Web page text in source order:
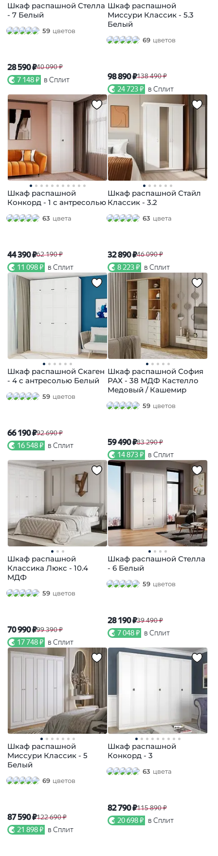
Шкаф распашной Стелла
- 7 Белый
59 цветов
28 590 ₽40 090 ₽
7 148 ₽ в Сплит
Шкаф распашной
Миссури Классик - 5.3
Белый
69 цветов
98 890 ₽138 490 ₽
24 723 ₽ в Сплит
Шкаф распашной
Конкорд - 1 с антресолью
63 цвета
44 390 ₽62 190 ₽
11 098 ₽ в Сплит
Шкаф распашной Стайл
Классик - 3.2
63 цвета
32 890 ₽46 090 ₽
8 223 ₽ в Сплит
Шкаф распашной Скаген
- 4 с антресолью Белый
59 цветов
66 190 ₽92 690 ₽
16 548 ₽ в Сплит
Шкаф распашной София
РАХ - 38 МДФ Кастелло
Медовый / Кашемир
59 цветов
59 490 ₽83 290 ₽
14 873 ₽ в Сплит
Шкаф распашной
Классика Люкс - 10.4
МДФ
59 цветов
70 990 ₽99 390 ₽
17 748 ₽ в Сплит
Шкаф распашной Стелла
- 6 Белый
59 цветов
28 190 ₽39 490 ₽
7 048 ₽ в Сплит
Шкаф распашной
Миссури Классик - 5
Белый
69 цветов
87 590 ₽122 690 ₽
21 898 ₽ в Сплит
Шкаф распашной
Конкорд - 3
63 цвета
82 790 ₽115 890 ₽
20 698 ₽ в Сплит